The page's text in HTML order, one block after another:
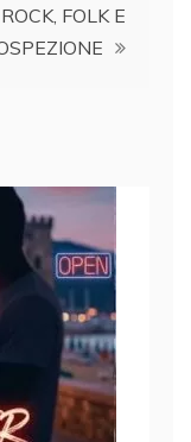
FOLK E